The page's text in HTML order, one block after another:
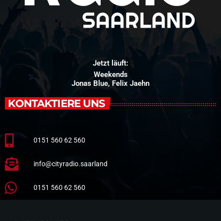
Jetzt läuft:
Weekends
Jonas Blue, Felix Jaehn
KONTAKTIERE UNS
0151 560 62 560
info@cityradio.saarland
0151 560 62 560